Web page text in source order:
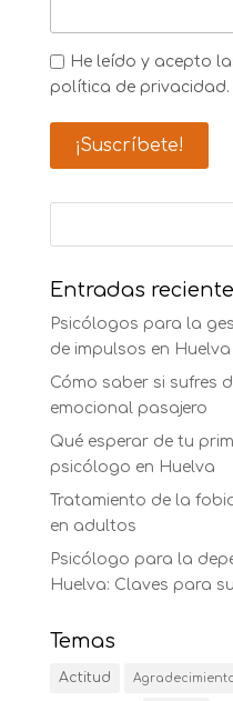
He leído y acepto
política de privacidad.
Entradas
Psicólogos para la
de impulsos en Huelva
Cómo saber si sufres
emocional pasajero
Qué esperar de tu
psicólogo en Huelva
Tratamiento de la
en adultos
Psicólogo para la
Huelva: Claves para
Temas
Actitud